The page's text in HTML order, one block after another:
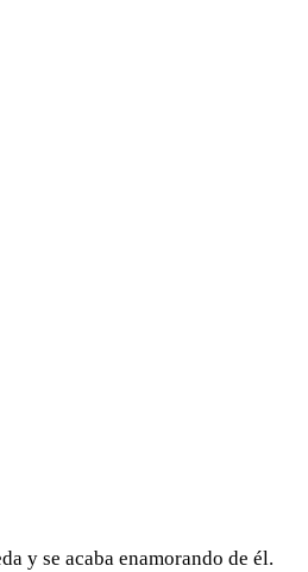
y se acaba enamorando de él.